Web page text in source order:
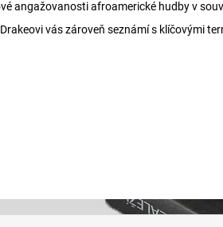
angažovanosti afroamerické hudby v
vás zároveň seznámí s klíčovými